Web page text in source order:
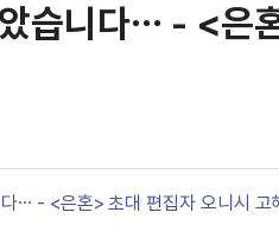
습니다⋯ - <은
⋯ - <은혼> 초대 편집자 오니시 고